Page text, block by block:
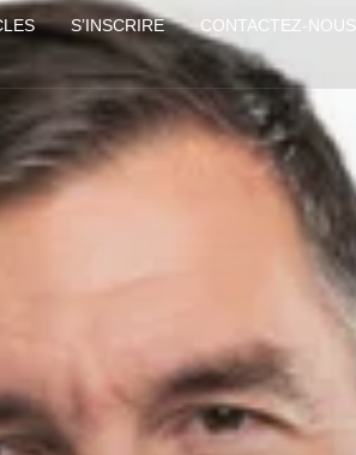
S’INSCRIRE CONTACTEZ-NOUS